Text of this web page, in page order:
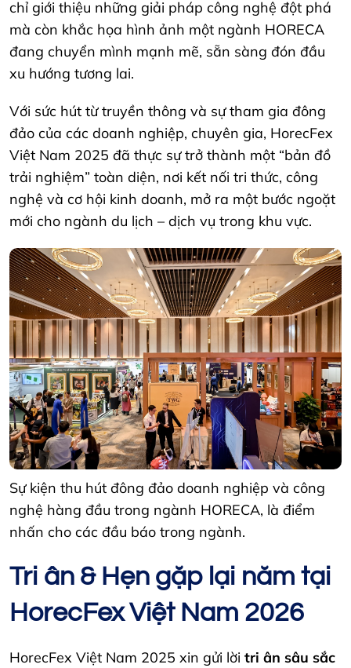
chỉ giới thiệu những giải pháp công nghệ đột phá
mà còn khắc họa hình ảnh một ngành HORECA
đang chuyển mình mạnh mẽ, sẵn sàng đón đầu
xu hướng tương lai.
Với sức hút từ truyền thông và sự tham gia đông
đảo của các doanh nghiệp, chuyên gia, HorecFex
Việt Nam 2025 đã thực sự trở thành một “bản đồ
trải nghiệm” toàn diện, nơi kết nối tri thức, công
nghệ và cơ hội kinh doanh, mở ra một bước ngoặt
mới cho ngành du lịch – dịch vụ trong khu vực.
Sự kiện thu hút đông đảo doanh nghiệp và công
nghệ hàng đầu trong ngành HORECA, là điểm
nhấn cho các đầu báo trong ngành.
Tri ân & Hẹn gặp lại năm tại
HorecFex Việt Nam 2026
HorecFex Việt Nam 2025 xin gửi lời tri ân sâu sắc